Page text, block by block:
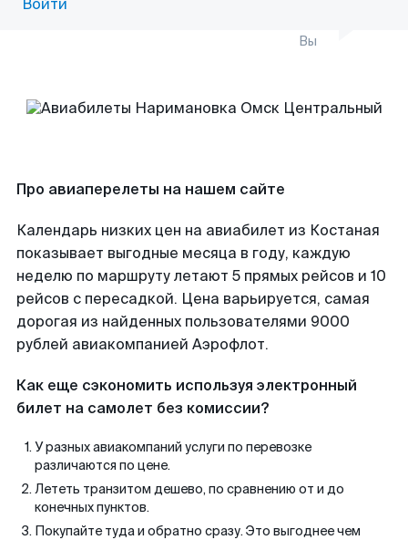
Войти
Вы
Про авиаперелеты на нашем сайте
Календарь низких цен на авиабилет из Костаная
показывает выгодные месяца в году, каждую
неделю по маршруту летают 5 прямых рейсов и 10
рейсов с пересадкой. Цена варьируется, самая
дорогая из найденных пользователями 9000
рублей авиакомпанией Аэрофлот.
Как еще сэкономить используя электронный
билет на самолет без комиссии?
У разных авиакомпаний услуги по перевозке
различаются по цене.
Лететь транзитом дешево, по сравнению от и до
конечных пунктов.
Покупайте туда и обратно сразу. Это выгоднее чем